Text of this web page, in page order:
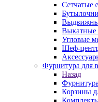
Сетчатые
Выкатные
Угловые
Шеф-
Фурнитура для
Назад
Корзины